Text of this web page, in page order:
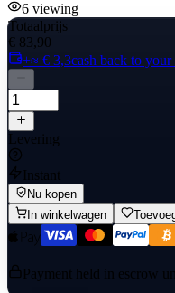
6 viewing
Totaalprijs
€ 83,90
+≈ € 3,3cash back to
Levering
Instant
Nu kopen
In winkelwagen
Payment held in escrow